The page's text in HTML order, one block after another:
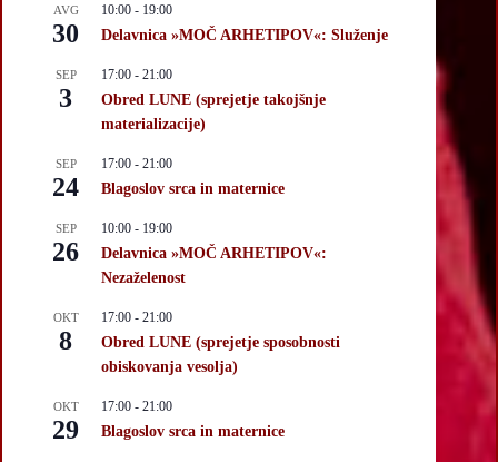
AVG
30
10:00 - 19:00
Delavnica »MOČ ARHETIPOV«: Služenje
SEP
3
17:00 - 21:00
Obred LUNE (sprejetje takojšnje
materializacije)
SEP
24
17:00 - 21:00
Blagoslov srca in maternice
SEP
26
10:00 - 19:00
Delavnica »MOČ ARHETIPOV«:
Nezaželenost
OKT
8
17:00 - 21:00
Obred LUNE (sprejetje sposobnosti
obiskovanja vesolja)
OKT
29
17:00 - 21:00
Blagoslov srca in maternice